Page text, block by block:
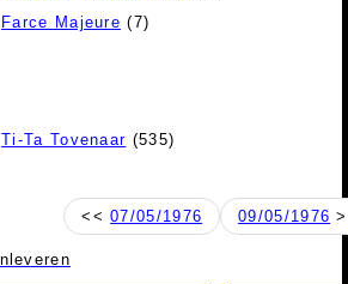
Farce Majeure (7)
Ti-Ta Tovenaar (535)
<<07/05/1976 09/05/1976